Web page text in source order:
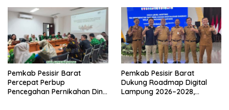
Pemkab Pesisir Barat
Percepat Perbup
Pencegahan Pernikahan Dini,
Pemkab Pesisir Barat
Dukung Roadmap Digital
Lampung 2026–2028,